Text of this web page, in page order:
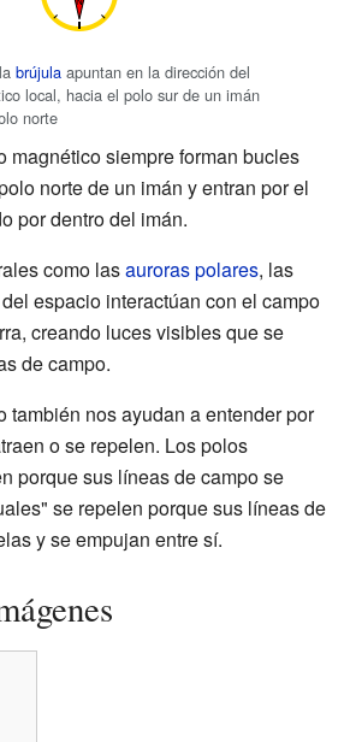
brújula apuntan en la dirección del
local, hacia el polo sur de un imán
norte
magnético siempre forman bucles
norte de un imán y entran por el
por dentro del imán.
como lasauroras polares, las
espacio interactúan con el campo
creando luces visibles que se
de campo.
también nos ayudan a entender por
o se repelen. Los polos
porque sus líneas de campo se
se repelen porque sus líneas de
y se empujan entre sí.